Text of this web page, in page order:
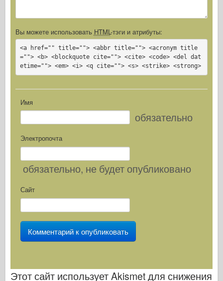
Вы можете использовать HTML-тэги и атрибуты:
<a href="" title=""> <abbr title=""> <acronym title
=""> <b> <blockquote cite=""> <cite> <code> <del dat
etime=""> <em> <i> <q cite=""> <s> <strike> <strong>
Имя
обязательно
Электропочта
обязательно, не будет опубликовано
Сайт
Этот сайт использует Akismet для снижения